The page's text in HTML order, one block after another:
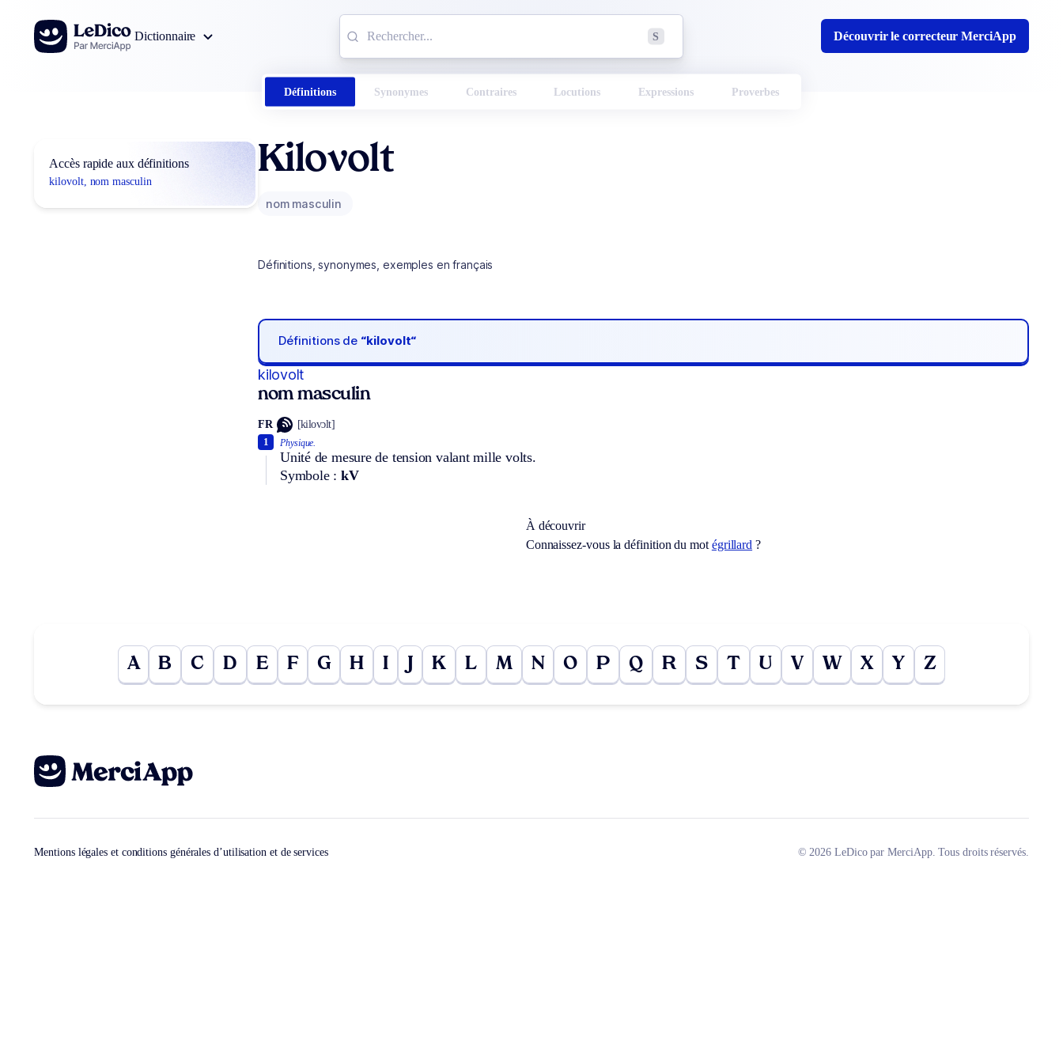
Aller au contenu
Dictionnaire
S Découvrir le correcteur MerciApp
Définitions Synonymes Contraires Locutions Expressions Proverbes
Accès rapide aux définitions
kilovolt, nom masculin
Kilovolt
nom masculin
Définitions, synonymes, exemples en français
Définitions de “kilovolt“
kilovolt
nom masculin
FR [kilovɔlt]
Physique.
Unité de mesure de tension valant mille volts.
Symbole : kV
1
À découvrir
Connaissez-vous la définition du mot égrillard ?
A B C D E F G H I K L M N O P Q R S T U V W X Y Z
Mentions légales et conditions générales d’utilisation et de services © 2026 LeDico par MerciApp. Tous droits réservés.